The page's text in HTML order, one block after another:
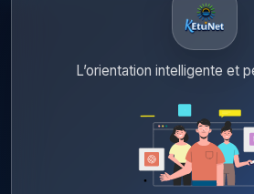
L’orientation intelligente et